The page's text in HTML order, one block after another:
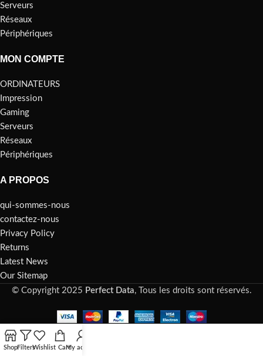
Serveurs
Réseaux
Périphériques
MON COMPTE
ORDINATEURS
Impression
Gaming
Serveurs
Réseaux
Périphériques
A PROPOS
qui-sommes-nous
contactez-nous
Privacy Policy
Returns
Latest News
Our Sitemap
© Copyright 2025 Perfect Data, Tous les droits sont réservés.
ShopFiltersWishlist CartMy account